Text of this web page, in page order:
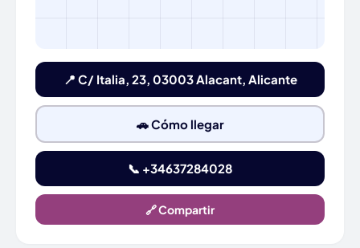
📍 C/ Italia, 23, 03003 Alacant, Alicante
🚗 Cómo llegar
📞 +34637284028
🔗 Compartir